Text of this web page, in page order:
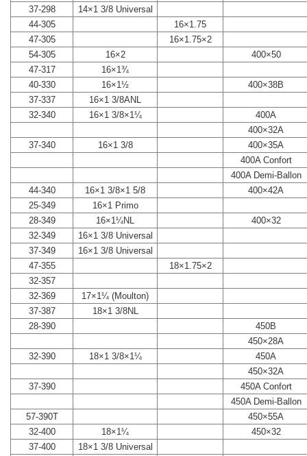
37-298
14×1 3/8 Universal
44-305
16×1.75
47-305
16×1.75×2
54-305
16×2
400×50
47-317
16×1¾
40-330
16×1½
400×38B
37-337
16×1 3/8ANL
32-340
16×1 3/8×1¼
400A
400×32A
37-340
16×1 3/8
400×35A
400A Confort
400A Demi-Ballon
44-340
16×1 3/8×1 5/8
400×42A
25-349
16×1 Primo
28-349
16×1¼NL
400×32
32-349
16×1 3/8 Universal
37-349
16×1 3/8 Universal
47-355
18×1.75×2
32-357
32-369
17×1¼ (Moulton)
37-387
18×1 3/8NL
28-390
450B
450×28A
32-390
18×1 3/8×1¼
450A
450×32A
37-390
450A Confort
450A Demi-Ballon
57-390T
450×55A
32-400
18×1¼
450×32
37-400
18×1 3/8 Universal